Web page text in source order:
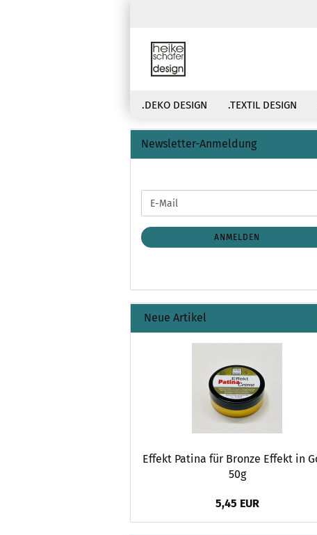
.DEKO DESIGN .TEXTIL DESIGN
Newsletter-Anmeldung
ZUR
ANMELDUNG
E-
Mail
ANMELDEN
Neue Artikel
Effekt Patina für Bronze Effekt in
50g
5,45 EUR